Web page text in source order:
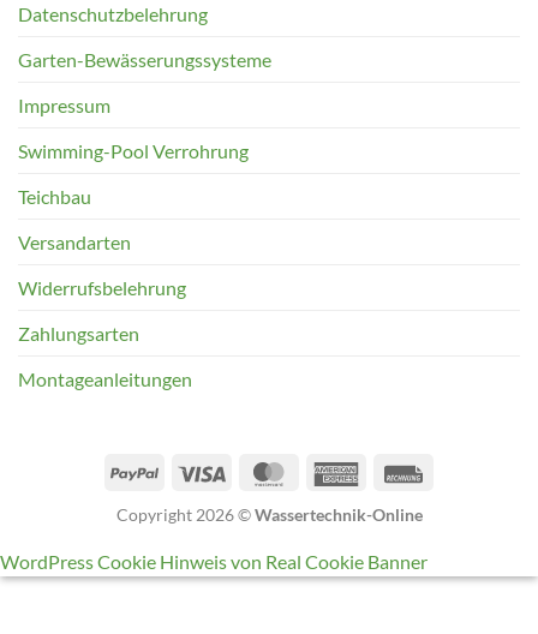
Datenschutzbelehrung
Garten-Bewässerungssysteme
Impressum
Swimming-Pool Verrohrung
Teichbau
Versandarten
Widerrufsbelehrung
Zahlungsarten
Montageanleitungen
Copyright 2026 ©Wassertechnik-Online
WordPress Cookie Hinweis von Real Cookie Banner